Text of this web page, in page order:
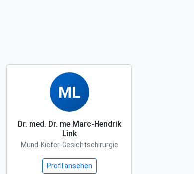
ML
Dr. med. Dr. me Marc-Hendrik
Link
Mund-Kiefer-Gesichtschirurgie
Profil ansehen